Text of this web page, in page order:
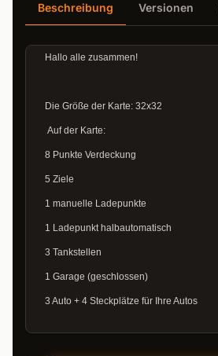
Beschreibung Versionen
Hallo alle zusammen!
Die Größe der Karte: 32x32
Auf der Karte:
8 Punkte Verdeckung
5 Ziele
1 manuelle Ladepunkte
1 Ladepunkt halbautomatisch
3 Tankstellen
1 Garage (geschlossen)
3 Auto + 4 Steckplätze für Ihre Autos